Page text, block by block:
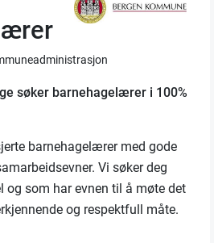
søker barnehagelærer i 100%
barnehagelærer med gode
Vi søker deg
og som har evnen til å møte det
og respektfull måte.